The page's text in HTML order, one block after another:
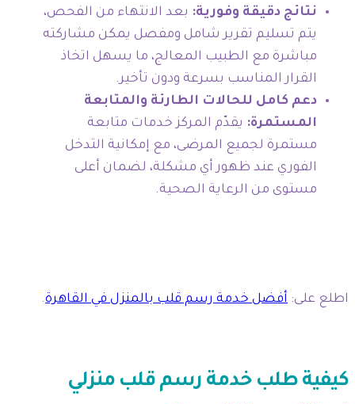
نتائج دقيقة وفورية: بعد الانتهاء من الفحص،
يتم تسليم تقرير شامل ومفصل يمكن مشاركته
مباشرة مع الطبيب المعالج، ما يسهل اتخاذ
القرار المناسب بسرعة ودون تأخير.
دعم كامل للحالات الطارئة والمتابعة
المستمرة: يقدّم المركز خدمات متابعة
مستمرة لجميع المرضى، مع إمكانية التدخل
الفوري عند ظهور أي مشكلة، لضمان أعلى
مستوى من الرعاية الصحية.
اطلع على: أفضل خدمة رسم قلب بالمنزل في القاهرة.
كيفية طلب خدمة رسم قلب منزلي